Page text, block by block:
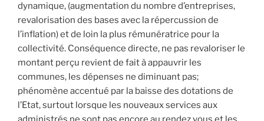
dynamique, (augmentation du nombre d’entreprises,
revalorisation des bases avec la répercussion de
l’inflation) et de loin la plus rémunératrice pour la
collectivité. Conséquence directe, ne pas revaloriser le
montant perçu revient de fait à appauvrir les
communes, les dépenses ne diminuant pas;
phénomène accentué par la baisse des dotations de
l’Etat, surtout lorsque les nouveaux services aux